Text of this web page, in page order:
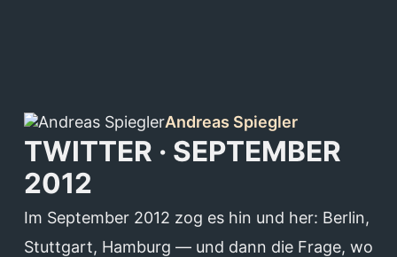
Andreas Spiegler
TWITTER · SEPTEMBER
2012
Im September 2012 zog es hin und her: Berlin,
Stuttgart, Hamburg — und dann die Frage, wo